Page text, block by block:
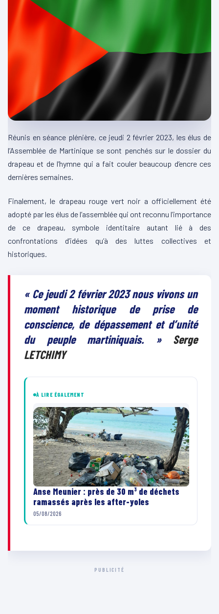
Réunis en séance plénière, ce jeudi 2 février 2023, les élus de
l’Assemblée de Martinique se sont penchés sur le dossier du
drapeau et de l’hymne qui a fait couler beaucoup d’encre ces
dernières semaines.
Finalement, le drapeau rouge vert noir a officiellement été
adopté par les élus de l’assemblée qui ont reconnu l’importance
de ce drapeau, symbole identitaire autant lié à des
confrontations d’idées qu’à des luttes collectives et
historiques.
« Ce jeudi 2 février 2023 nous vivons un
moment historique de prise de
conscience, de dépassement et d’unité
du peuple martiniquais. » Serge
LETCHIMY
À LIRE ÉGALEMENT
Anse Meunier : près de 30 m³ de déchets
ramassés après les after-yoles
05/08/2026
PUBLICITÉ